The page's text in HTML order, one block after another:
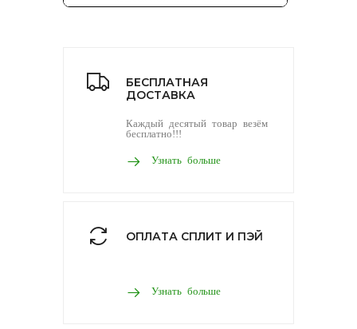
БЕСПЛАТНАЯ
ДОСТАВКА
Каждый десятый товар везём
бесплатно!!!
Узнать больше
ОПЛАТА СПЛИТ И ПЭЙ
Узнать больше